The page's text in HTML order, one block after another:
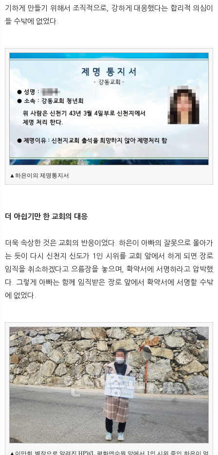
기하게 만들기 위해서 조직적으로, 강하게 대응했다는 합리적 의심이
들 수밖에 없었다.
▲하은이의 제명통지서
더 아쉽기만 한 교회의 대응
더욱 속상한 것은 교회의 반응이었다. 하은이 아빠의 잘못으로 몰아가
는 듯이 다시 신천지 신도가 1인 시위를 교회 앞에서 하게 되면 장로
임직을 취소하겠다고 으름장을 놓으며, 확약서에 서명하라고 압박했
다. 그렇게 아빠는 함께 임직받은 장로 앞에서 확약서에 서명할 수밖
에 없었다.
▲이만희 별장으로 알려진 HPWL 평화연수원 앞에서 1인 시위 중인 하은이 엄